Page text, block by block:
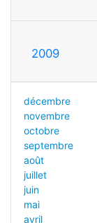
2009
décembre
novembre
octobre
septembre
août
juillet
juin
mai
avril